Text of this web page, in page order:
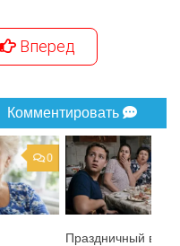
Вперед
Комментировать
0
Праздничный